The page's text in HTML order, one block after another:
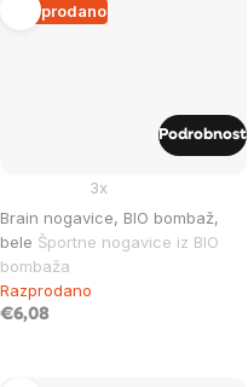
Razprodano
Brain nogavice, BIO bombaž,
bele Športne nogavice iz BIO
bombaža
3x
Razprodano
€6,08
Podrobnost